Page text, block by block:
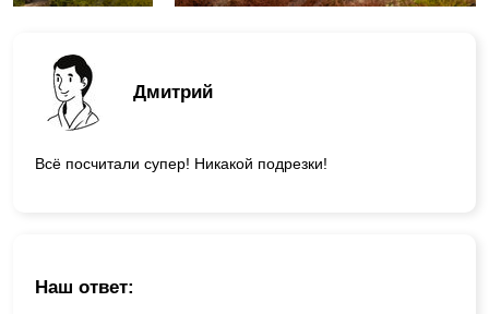
Дмитрий
Всё посчитали супер! Никакой подрезки!
Наш ответ: